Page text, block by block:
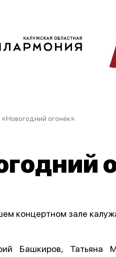
«Новогодний огонёк».
концертном зале
Башкиров, Татьяна